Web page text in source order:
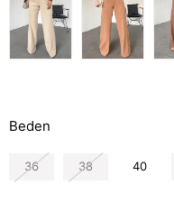
Beden
36 38 40